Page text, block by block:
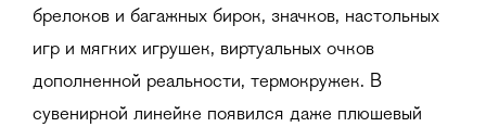
брелоков и багажных бирок, значков, настольных
игр и мягких игрушек, виртуальных очков
дополненной реальности, термокружек. В
сувенирной линейке появился даже плюшевый